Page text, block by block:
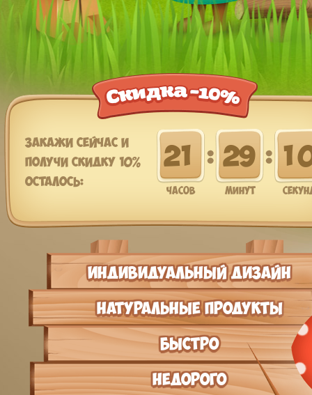
Закажи сейчас и
получи скидку 10%
Осталось:
21
часов
29
минут
0
Индивидуальный Дизайн
Натуральные продукты
Быстро
Недорого